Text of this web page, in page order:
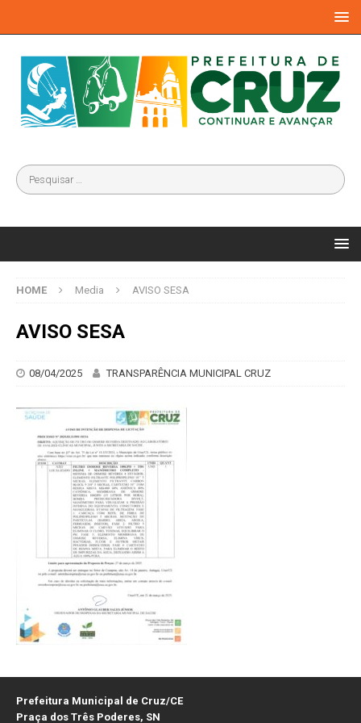
HOME Media AVISO SESA
AVISO SESA
08/04/2025 TRANSPARÊNCIA MUNICIPAL CRUZ
Prefeitura Municipal de Cruz/CE
Praça dos Três Poderes, SN